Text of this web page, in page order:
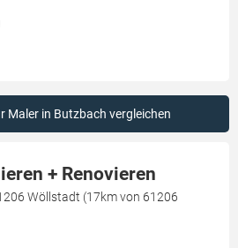
Maler in Butzbach vergleichen
+ Renovieren
Wöllstadt (17km von 61206